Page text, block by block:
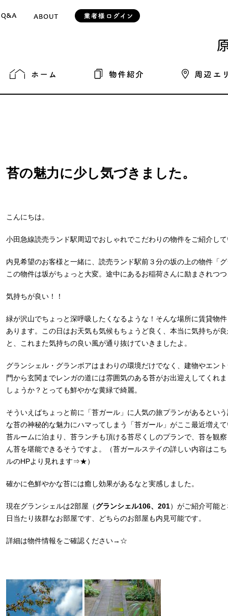
苔の魅力に少し気づきました。
こんにちは。
小田急線読売ランド駅周辺でおしゃれでこだわりの物件をご紹介し
内見希望のお客様と一緒に、読売ランド駅前３分の坂の上の物件「
この物件は坂がちょっと大変。途中にあるお稲荷さんに励まされつ
気持ちが良い！！
緑が沢山でちょっと深呼吸したくなるような！そんな場所に賃貸物
あります。この日はお天気も気候もちょうど良く、本当に気持ちが
と、これまた気持ちの良い風が通り抜けていきましたよ。
グランシェル・グランボアはまわりの環境だけでなく、建物やエン
門から玄関までレンガの道には雰囲気のある苔がお出迎えしてくれ
しょうか？とっても鮮やかな黄緑で綺麗。
そういえばちょっと前に「苔ガール」に人気の旅プランがあるとい
な苔の神秘的な魅力にハマってしまう「苔ガール」がここ最近増え
苔ルームに泊まり、苔ランチも頂ける苔尽くしのプランで、苔を観
ん苔を堪能できるそうですよ。（苔ガールステイの詳しい内容はこ
ルのHPより見れます⇒★）
確かに色鮮やかな苔には癒し効果があるなと実感しました。
現在グランシェルは2部屋（グランシェル106、201）がご紹介可能
日当たり抜群なお部屋です、どちらのお部屋も内見可能です。
詳細は物件情報をご確認ください→☆